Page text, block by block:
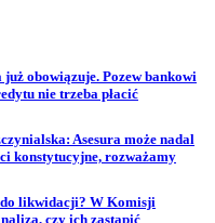
z
obowiązuje. Pozew bankowi
nie trzeba płacić
Asesura może nadal
konstytucyjne, rozważamy
do likwidacji? W Komisji
czy ich zastąpić